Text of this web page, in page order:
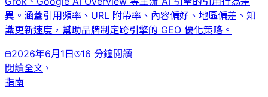
異。涵蓋引用頻率、URL 附帶率、內容偏好、地區偏差、知
識更新速度，幫助品牌制定跨引擎的 GEO 優化策略。
2026年6月1日
16 分鐘閱讀
閱讀全文
指南